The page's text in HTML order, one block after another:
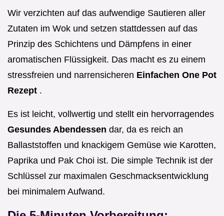
Wir verzichten auf das aufwendige Sautieren aller
Zutaten im Wok und setzen stattdessen auf das
Prinzip des Schichtens und Dämpfens in einer
aromatischen Flüssigkeit. Das macht es zu einem
stressfreien und narrensicheren Einfachen One Pot
Rezept .
Es ist leicht, vollwertig und stellt ein hervorragendes
Gesundes Abendessen dar, da es reich an
Ballaststoffen und knackigem Gemüse wie Karotten,
Paprika und Pak Choi ist. Die simple Technik ist der
Schlüssel zur maximalen Geschmacksentwicklung
bei minimalem Aufwand.